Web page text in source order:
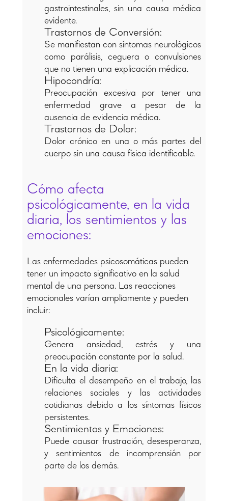
gastrointestinales, sin una causa médica
evidente.
Trastornos de Conversión:
Se manifiestan con síntomas neurológicos
como parálisis, ceguera o convulsiones
que no tienen una explicación médica.
Hipocondría:
Preocupación excesiva por tener una
enfermedad grave a pesar de la
ausencia de evidencia médica.
Trastornos de Dolor:
Dolor crónico en una o más partes del
cuerpo sin una causa física identificable.
Cómo afecta
psicológicamente, en la vida
diaria, los sentimientos y las
emociones:
Las enfermedades psicosomáticas pueden
tener un impacto significativo en la salud
mental de una persona. Las reacciones
emocionales varían ampliamente y pueden
incluir:
Psicológicamente:
Genera ansiedad, estrés y una
preocupación constante por la salud.
En la vida diaria:
Dificulta el desempeño en el trabajo, las
relaciones sociales y las actividades
cotidianas debido a los síntomas físicos
persistentes.
Sentimientos y Emociones:
Puede causar frustración, desesperanza,
y sentimientos de incomprensión por
parte de los demás.